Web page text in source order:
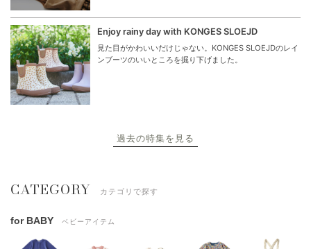
Enjoy rainy day with KONGES SLOEJD
見た目がかわいいだけじゃない。KONGES SLOEJDのレイ
ンブーツのいいところを掘り下げました。
過去の特集を見る
CATEGORY カテゴリで探す
for BABY ベビーアイテム